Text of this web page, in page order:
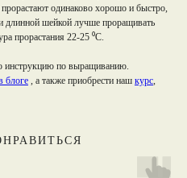
одинаково хорошо и быстро,
длинной шейкой лучше проращивать
прорастания 22-25 ⁰С.
по выращиванию.
блоге , а также приобрести наш курс